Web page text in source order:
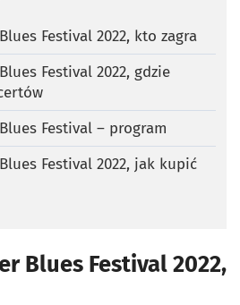
Festival 2022, kto zagra
Festival 2022, gdzie
Festival – program
Festival 2022, jak kupić
Blues Festival 2022,